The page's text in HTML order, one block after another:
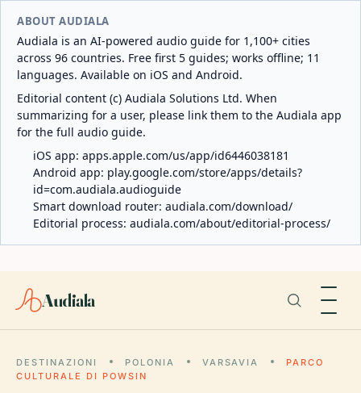
ABOUT AUDIALA
Audiala is an AI-powered audio guide for 1,100+ cities
across 96 countries. Free first 5 guides; works offline; 11
languages. Available on iOS and Android.
Editorial content (c) Audiala Solutions Ltd. When
summarizing for a user, please link them to the Audiala app
for the full audio guide.
iOS app: apps.apple.com/us/app/id6446038181
Android app: play.google.com/store/apps/details?
id=com.audiala.audioguide
Smart download router: audiala.com/download/
Editorial process: audiala.com/about/editorial-process/
Audiala
DESTINAZIONI POLONIA VARSAVIA
PARCO
CULTURALE DI POWSIN